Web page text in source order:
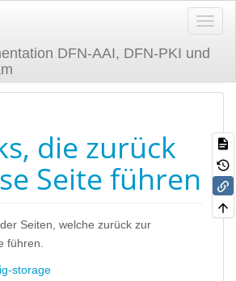
DFN-AAI, DFN-PKI und
die zurück
Seite führen
Seiten, welche zurück zur
führen.
storage